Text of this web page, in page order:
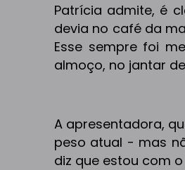
Patrícia admite, é
devia no café da
Esse sempre foi
almoço, no jantar
A apresentadora,
peso atual - mas
diz que estou com